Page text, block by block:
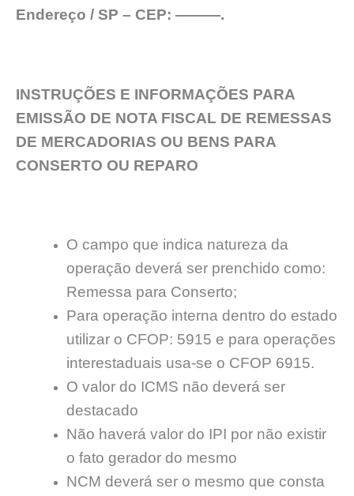
Endereço / SP – CEP: ———.
INSTRUÇÕES E INFORMAÇÕES PARA
EMISSÃO DE NOTA FISCAL DE REMESSAS
DE MERCADORIAS OU BENS PARA
CONSERTO OU REPARO
O campo que indica natureza da
operação deverá ser prenchido como:
Remessa para Conserto;
Para operação interna dentro do estado
utilizar o CFOP: 5915 e para operações
interestaduais usa-se o CFOP 6915.
O valor do ICMS não deverá ser
destacado
Não haverá valor do IPI por não existir
o fato gerador do mesmo
NCM deverá ser o mesmo que consta